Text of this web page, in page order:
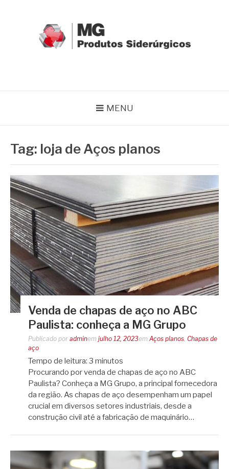
MENU
Tag: loja de Aços planos
Venda de chapas de aço no ABC
Paulista: conheça a MG Grupo
Publicado por adminem julho 12, 2023em Aços planos, Chapas de
aço
Tempo de leitura: 3 minutos
Procurando por venda de chapas de aço no ABC
Paulista? Conheça a MG Grupo, a principal fornecedora
da região. As chapas de aço desempenham um papel
crucial em diversos setores industriais, desde a
construção civil até a fabricação de maquinário…